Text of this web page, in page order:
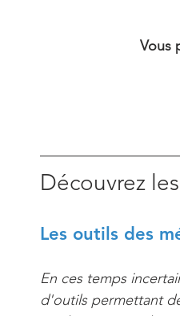
Vous
Découvrez
Les outils des
En ces temps
d'outils permettant